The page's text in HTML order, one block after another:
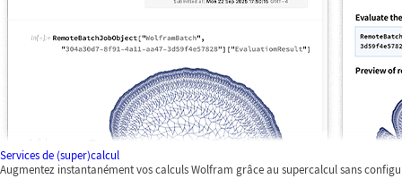
Services de (super)calcul
Augmentez instantanément vos calculs Wolfram grâce au supercalcul sans